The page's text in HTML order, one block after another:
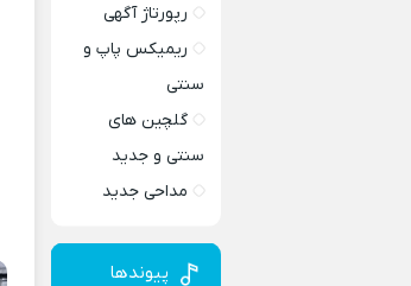
رپورتاژ آگهی
ریمیکس پاپ و
سنتی
گلچین های
سنتی و جدید
مداحی جدید
پیوندها